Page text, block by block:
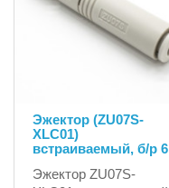
Эжектор (ZU07S-
XLC01)
встраиваемый, б/р 6
Эжектор ZU07S-